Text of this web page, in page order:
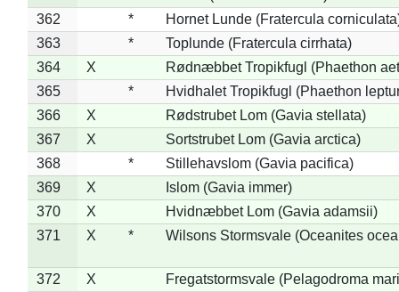
362
*
Hornet Lunde (Fratercula
363
*
Toplunde (Fratercula cirrhata)
364
X
Rødnæbbet Tropikfugl (Phaethon
365
*
Hvidhalet Tropikfugl (Phaethon
366
X
Rødstrubet Lom (Gavia stellata)
367
X
Sortstrubet Lom (Gavia arctica)
368
*
Stillehavslom (Gavia pacifica)
369
X
Islom (Gavia immer)
370
X
Hvidnæbbet Lom (Gavia adamsii)
371
X * Wilsons Stormsvale (Oceanites
372 X
Fregatstormsvale (Pelagodroma